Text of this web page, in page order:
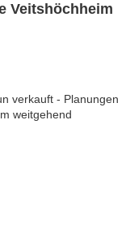
Veitshöchheim